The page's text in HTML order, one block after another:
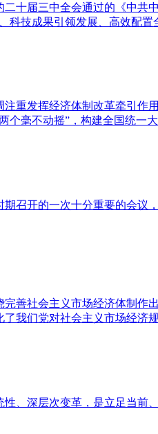
十届三中全会通过的《中共
技成果引领发展、高效配置
重发挥经济体制改革牵引
个毫不动摇”，构建全国统一
召开的一次十分重要的会
善社会主义市场经济体制作
我们党对社会主义市场经
、深层次变革，是立足当